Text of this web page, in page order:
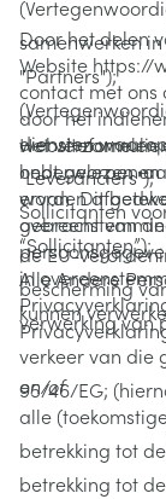
samenwerken
"Partners");
diensten
"Leveranciers");
Sollicitanten
“Sollicitanten”);
Alle Andere
kunnen
Door het delen
Website https://
contact met
door het
hebt gelezen
ervan. Dit
gebracht van
in
Het verzamelen
onderworpen
worden
de EU-
bescherming
verwerking van
verkeer van die
95/46/EG;
en/of
alle
betrekking tot
betrekking tot